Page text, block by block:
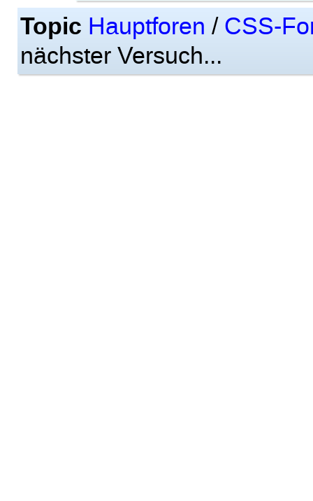
Topic Hauptforen / CSS-
nächster Versuch...